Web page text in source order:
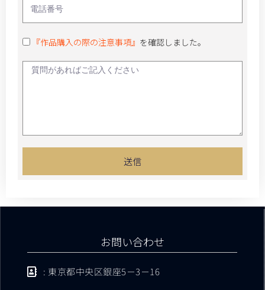
『作品購入の際の注意事項』 を確認しました。
送信
お問い合わせ
: 東京都中央区銀座5－3－16